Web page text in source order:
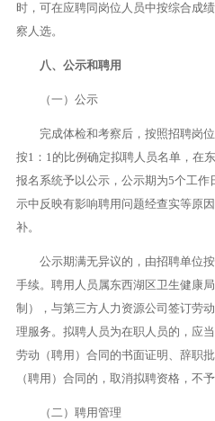
时，可在应聘同岗位人员中按综合成
察人选。
八、公示和聘用
（一）公示
完成体检和考察后，按照招聘岗
按1：1的比例确定拟聘人员名单，在
报名系统予以公示，公示期为5个工
示中反映有影响聘用问题经查实等原
补。
公示期满无异议的，由招聘单位
手续。聘用人员属东西湖区卫生健康
制），与第三方人力资源公司签订劳
理服务。拟聘人员为在职人员的，应
劳动（聘用）合同的书面证明、辞职
（聘用）合同的，取消拟聘资格，不
（二）聘用管理